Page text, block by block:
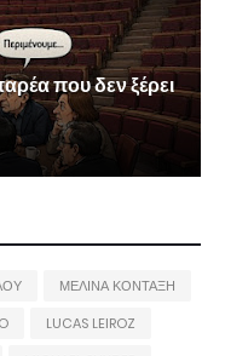
που δεν ξέρει
ΜΕΛΙΝΑ ΚΟΝΤΑΞΗ
LUCAS LEIROZ